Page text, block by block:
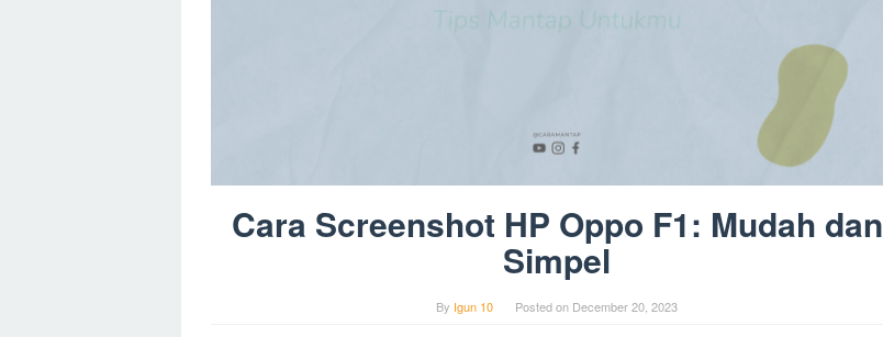
Cara Screenshot HP Oppo F1: Mudah dan
Simpel
By Igun 10 Posted on December 20, 2023